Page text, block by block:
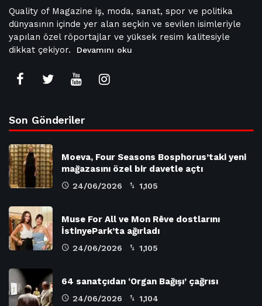
Quality of Magazine iş, moda, sanat, spor ve politika
dünyasının içinde yer alan seçkin ve sevilen isimleriyle
yapılan özel röportajlar ve yüksek resim kalitesiyle
dikkat çekiyor.
Devamını oku
Son Gönderiler
Moeva, Four Seasons Bosphorus’taki yeni
mağazasını özel bir davetle açtı
24/06/2026 1,105
Muse For All ve Mon Rêve dostlarını
İstinyePark’ta ağırladı
24/06/2026 1,105
64 sanatçıdan ‘Organ Bağışı’ çağrısı
24/06/2026 1,104